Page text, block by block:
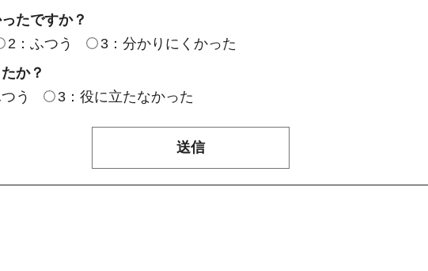
たですか？
2：ふつう
3：分かりにくかった
か？
う 3：役に立たなかった